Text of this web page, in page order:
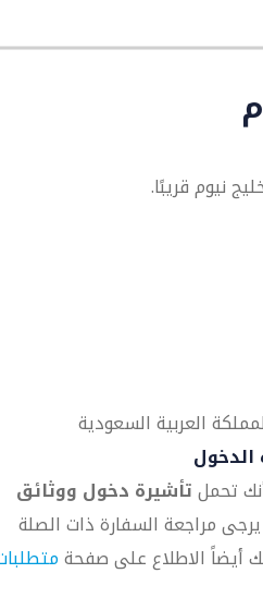
نيوم قريبًا.
العربية السعودية
الدخول
تحملتأشيرة دخول ووثائق
مراجعة السفارة ذات الصلة
أيضاً الاطلاع على صفحة